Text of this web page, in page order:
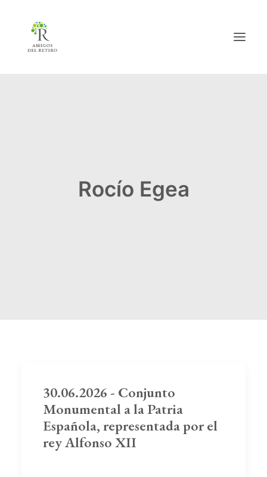
Actualidad
Rocío Egea
30.06.2026 - Conjunto
Monumental a la Patria
Española, representada por el
rey Alfonso XII